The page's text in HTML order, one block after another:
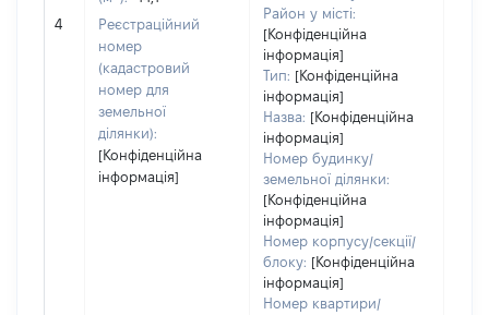
4
Реєстраційний
номер
(кадастровий
номер для
земельної
ділянки):
[Конфіденційна
інформація]
Район у місті:
[Конфіденційна
інформація]
Тип: [Конфіденційна
інформація]
Назва: [Конфіденційна
інформація]
Номер будинку/
земельної ділянки:
[Конфіденційна
інформація]
Номер корпусу/секції/
блоку: [Конфіденційна
інформація]
Номер квартири/